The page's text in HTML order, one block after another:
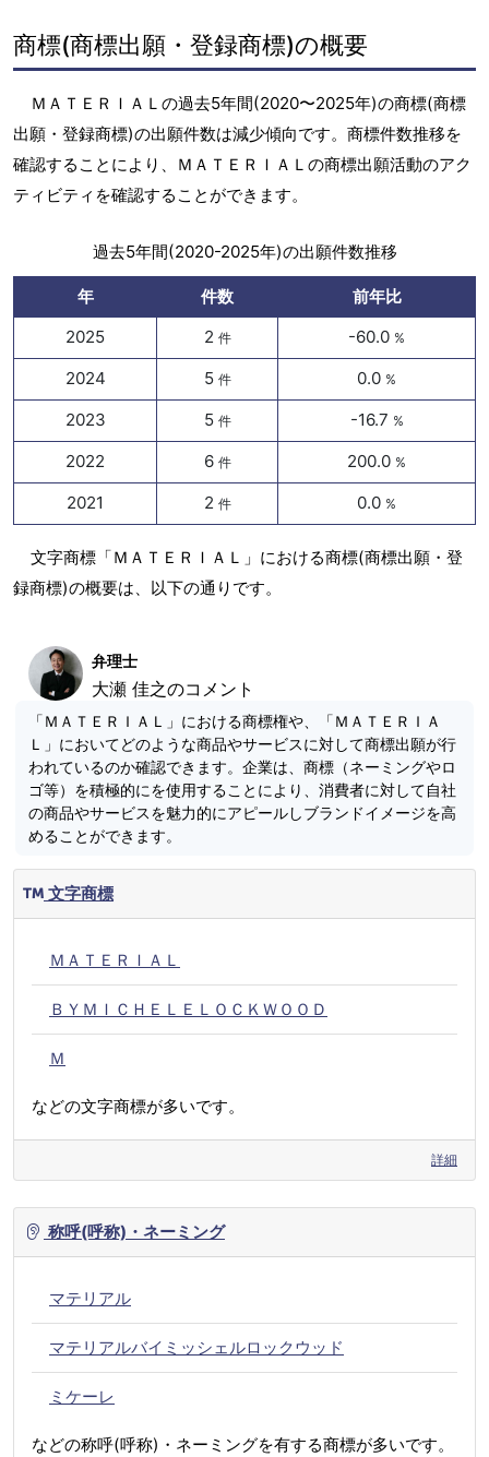
商標(商標出願・登録商標)の概要
ＭＡＴＥＲＩＡＬの過去5年間(2020〜2025年)の商標(商標
出願・登録商標)の出願件数は減少傾向です。商標件数推移を
確認することにより、ＭＡＴＥＲＩＡＬの商標出願活動のアク
ティビティを確認することができます。
過去5年間(2020-2025年)の出願件数推移
年 件数
前年比
2025
2 件 -60.0 %
2024 5 件 0.0 %
2023 5 件 -16.7 %
2022 6 件 200.0 %
2021 2 件 0.0 %
文字商標「ＭＡＴＥＲＩＡＬ」における商標(商標出願・登
録商標)の概要は、以下の通りです。
弁理士
大瀬 佳之のコメント
「ＭＡＴＥＲＩＡＬ」における商標権や、「ＭＡＴＥＲＩＡ
Ｌ」においてどのような商品やサービスに対して商標出願が行
われているのか確認できます。企業は、商標（ネーミングやロ
ゴ等）を積極的にを使用することにより、消費者に対して自社
の商品やサービスを魅力的にアピールしブランドイメージを高
めることができます。
文字商標
ＭＡＴＥＲＩＡＬ
ＢＹＭＩＣＨＥＬＥＬＯＣＫＷＯＯＤ
Ｍ
などの文字商標が多いです。
詳細
称呼(呼称)・ネーミング
マテリアル
マテリアルバイミッシェルロックウッド
ミケーレ
などの称呼(呼称)・ネーミングを有する商標が多いです。